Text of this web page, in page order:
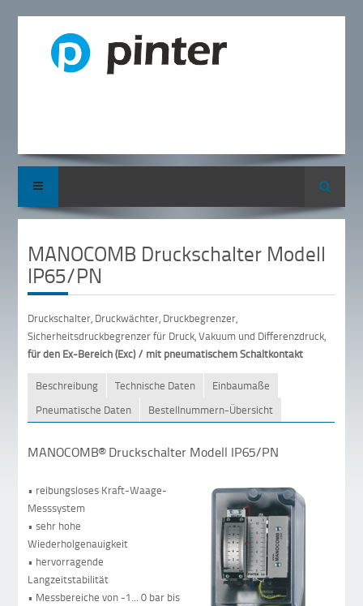
Suche
MANOCOMB Druckschalter Modell
IP65/PN
Druckschalter, Druckwächter, Druckbegrenzer,
Sicherheitsdruckbegrenzer für Druck, Vakuum und Differenzdruck,
für den Ex-Bereich (Exc) / mit pneumatischem Schaltkontakt
Beschreibung Technische Daten
Einbaumaße
Pneumatische Daten
Bestellnummern-Übersicht
MANOCOMB® Druckschalter Modell IP65/PN
• reibungsloses Kraft-Waage-
Messsystem
• sehr hohe
Wiederholgenauigkeit
• hervorragende
Langzeitstabilität
• Messbereiche von -1... 0 bar bis